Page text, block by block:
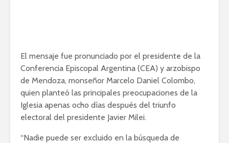
El mensaje fue pronunciado por el presidente de la
Conferencia Episcopal Argentina (CEA) y arzobispo
de Mendoza, monseñor Marcelo Daniel Colombo,
quien planteó las principales preocupaciones de la
Iglesia apenas ocho días después del triunfo
electoral del presidente Javier Milei.
“Nadie puede ser excluido en la búsqueda de